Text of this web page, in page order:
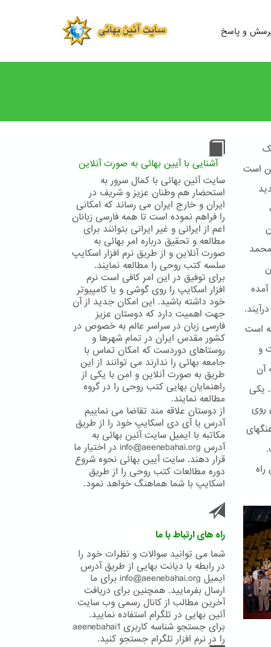
و پاسخ
است
است
و
آن
یکی
روی
و فرهنگهای
آشنایی با آیین بهائی به صورت آنلاین
سایت آئین بهائی با کمال سرور به
استحضار هم وطنان عزیز و شریف در
ایران و خارج ایران می رساند که امکانی
را فراهم نموده است تا همه فارسی زبانان
اعم از ایرانی و غیر ایرانی بتوانند برای
مطالعه و تحقیق درباره امر بهائی به
صورت آنلاین و از طریق نرم افزار اسکایپ
سلسه کتب روحی را مطالعه نمایند.
برای توفیق در این امر کافی است نرم
افزار اسکایپ را روی گوشی و یا کامپیوتر
خود داشته باشید. این امکان جدید از آن
جهت اهمیت دارد که دوستان عزیز
فارسی زبان در سراسر عالم به خصوص در
کشور مقدس ایران در تمام شهرها و
روستاهای دوردست که امکان تماس با
جامعه بهائی را ندارند می توانند از این
طریق به صورت آنلاین و امن با یکی از
راهنمایان بهایی کتب روحی را در گروه
مطالعه نمایند.
از دوستان علاقه مند تقاضا می نماییم
آدرس یا آی دی اسکایپ خود را از طریق
مکاتبه با ایمیل سایت آئین بهائی به
آدرس info@aeenebahai.org در اختیار ما
قرار دهند. سایت آیین بهائی نحوه شروع
دوره مطالعات کتب روحی را از طریق
اسکایپ با شما هماهنگ خواهد نمود.
راه های ارتباط با ما
شما می توانید سوالات و نظرات خود را
در رابطه با دیانت بهایی از طریق آدرس
ایمیل info@aeenebahai.org برای ما
ارسال بفرمایید. همچنین برای دریافت
آخرین مطالب از کانال رسمی وب سایت
آئین بهایی در تلگرام استفاده نمایید.
برای جستجو شناسه کاربری aeenebahai1
را در نرم افزار تلگرام جستجو کنید.